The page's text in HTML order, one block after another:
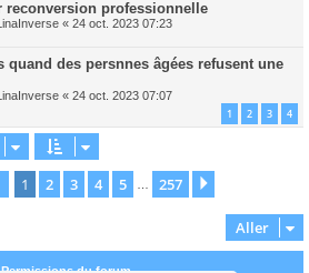
reconversion professionnelle
LinaInverse « 24 oct. 2023 07:23
quand des persnnes âgées refusent une
LinaInverse « 24 oct. 2023 07:07
1 2 3 4
Page 1sur257
1 2 3 4 5 257
Aller